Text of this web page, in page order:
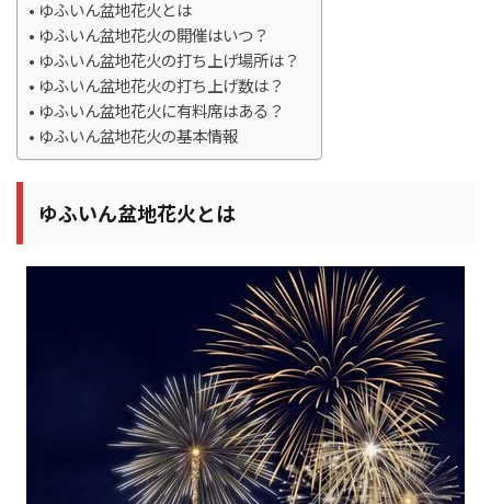
ゆふいん盆地花火とは
ゆふいん盆地花火の開催はいつ？
ゆふいん盆地花火の打ち上げ場所は？
ゆふいん盆地花火の打ち上げ数は？
ゆふいん盆地花火に有料席はある？
ゆふいん盆地花火の基本情報
ゆふいん盆地花火とは